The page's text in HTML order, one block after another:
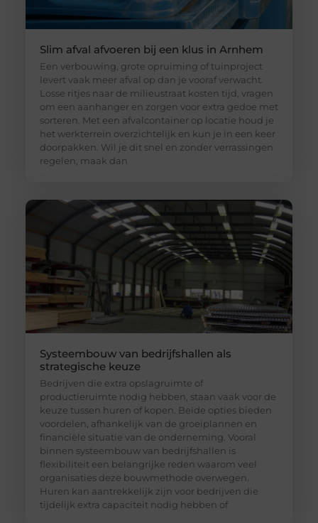
Slim afval afvoeren bij een klus in Arnhem
Een verbouwing, grote opruiming of tuinproject
levert vaak meer afval op dan je vooraf verwacht.
Losse ritjes naar de milieustraat kosten tijd, vragen
om een aanhanger en zorgen voor extra gedoe met
sorteren. Met een afvalcontainer op locatie houd je
het werkterrein overzichtelijk en kun je in een keer
doorpakken. Wil je dit snel en zonder verrassingen
regelen, maak dan
Systeembouw van bedrijfshallen als
strategische keuze
Bedrijven die extra opslagruimte of
productieruimte nodig hebben, staan vaak voor de
keuze tussen huren of kopen. Beide opties bieden
voordelen, afhankelijk van de groeiplannen en
financiële situatie van de onderneming. Vooral
binnen systeembouw van bedrijfshallen is
flexibiliteit een belangrijke reden waarom veel
organisaties deze bouwmethode overwegen.
Huren kan aantrekkelijk zijn voor bedrijven die
tijdelijk extra capaciteit nodig hebben of